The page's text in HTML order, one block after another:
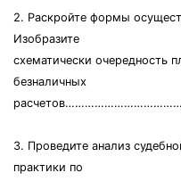
2. Раскройте формы
Изобразите
схематически очередность
безналичных
3. Проведите анализ
практики по